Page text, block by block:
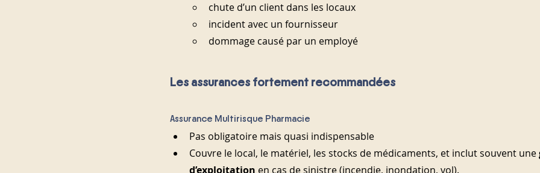
chute d’un client dans les locaux
incident avec un fournisseur
dommage causé par un employé
Les assurances fortement recommandées
Assurance Multirisque Pharmacie
Pas obligatoire mais quasi indispensable
Couvre le local, le matériel, les stocks de médicaments, et inclut souvent une
d’exploitation en cas de sinistre (incendie, inondation, vol).